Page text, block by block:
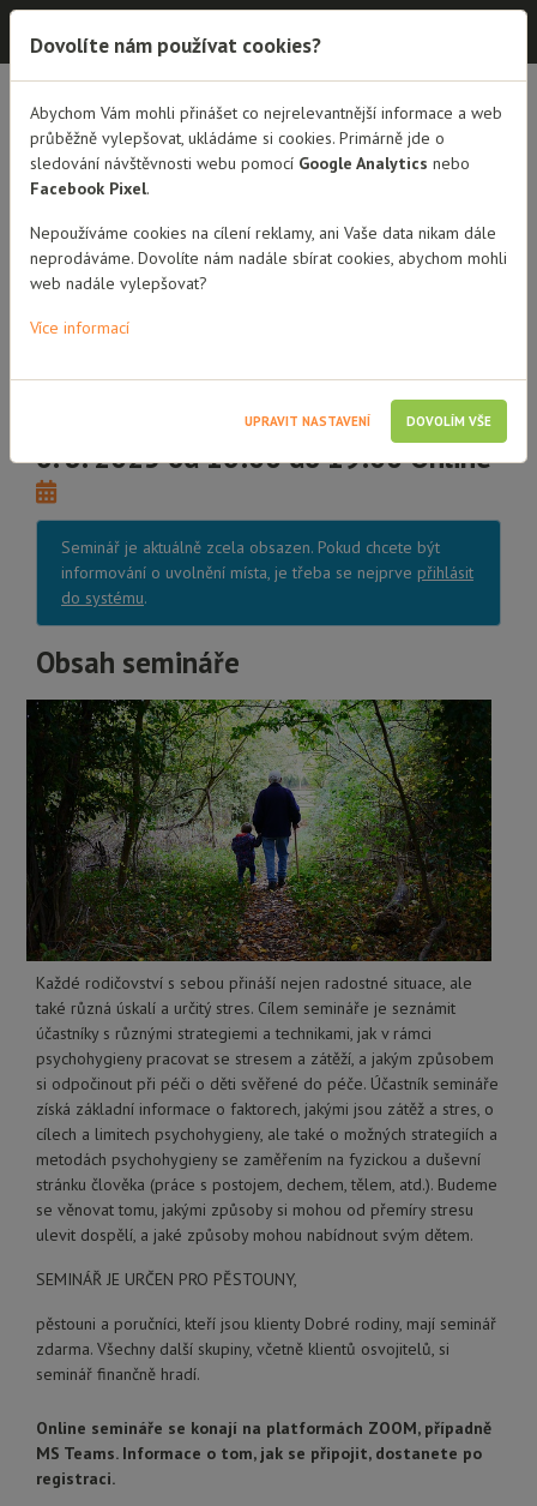
Dobrá rodina - semináře
PŘEHLED SEMINÁŘŮ DETAIL SEMINÁŘE
Psychohygiena při NRP
(jak pracovat se stresem)
online seminář pro pěstouny
Pěstouni dlouhodobí
Osoby blízké dítěti
Poručníci
6. 8. 2025 od 16:00 do 19:00 Online
Seminář je aktuálně zcela obsazen. Pokud chcete být
informování o uvolnění místa, je třeba se nejprve přihlásit
do systému.
Obsah semináře
Každé rodičovství s sebou přináší nejen radostné situace, ale
také různá úskalí a určitý stres. Cílem semináře je seznámit
účastníky s různými strategiemi a technikami, jak v rámci
psychohygieny pracovat se stresem a zátěží, a jakým způsobem
si odpočinout při péči o děti svěřené do péče. Účastník semináře
získá základní informace o faktorech, jakými jsou zátěž a stres, o
cílech a limitech psychohygieny, ale také o možných strategiích a
metodách psychohygieny se zaměřením na fyzickou a duševní
stránku člověka (práce s postojem, dechem, tělem, atd.). Budeme
se věnovat tomu, jakými způsoby si mohou od přemíry stresu
ulevit dospělí, a jaké způsoby mohou nabídnout svým dětem.
SEMINÁŘ JE URČEN PRO PĚSTOUNY,
pěstouni a poručníci, kteří jsou klienty Dobré rodiny, mají seminář
zdarma. Všechny další skupiny, včetně klientů osvojitelů, si
seminář finančně hradí.
Online semináře se konají na platformách ZOOM, případně
MS Teams. Informace o tom, jak se připojit, dostanete po
registraci.
Dovolíte nám používat cookies?
Abychom Vám mohli přinášet co nejrelevantnější informace a web
průběžně vylepšovat, ukládáme si cookies. Primárně jde o
sledování návštěvnosti webu pomocí Google Analytics nebo
Facebook Pixel.
Nepoužíváme cookies na cílení reklamy, ani Vaše data nikam dále
neprodáváme. Dovolíte nám nadále sbírat cookies, abychom mohli
web nadále vylepšovat?
Více informací
UPRAVIT NASTAVENÍ DOVOLÍM VŠE